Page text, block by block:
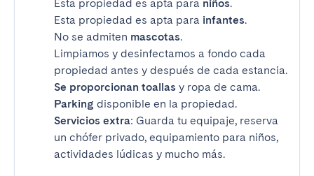
Esta propiedad es apta para niños.
Esta propiedad es apta para infantes.
No se admiten mascotas.
Limpiamos y desinfectamos a fondo cada
propiedad antes y después de cada estancia.
Se proporcionan toallas y ropa de cama.
Parking disponible en la propiedad.
Servicios extra: Guarda tu equipaje, reserva
un chófer privado, equipamiento para niños,
actividades lúdicas y mucho más.